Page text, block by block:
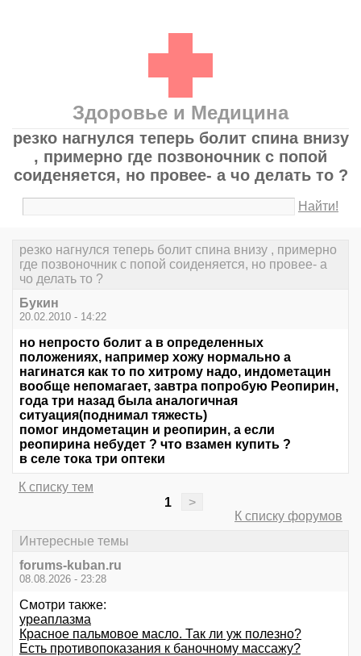
Здоровье и Медицина
резко нагнулся теперь болит спина внизу
, примерно где позвоночник с попой
соиденяется, но провее- а чо делать то ?
Найти!
резко нагнулся теперь болит спина внизу , примерно
где позвоночник с попой соиденяется, но провее- а
чо делать то ?
Букин
20.02.2010 - 14:22
но непросто болит а в определенных
положениях, например хожу нормально а
нагинатся как то по хитрому надо, индометацин
вообще непомагает, завтра попробую Реопирин,
года три назад была аналогичная
ситуация(поднимал тяжесть)
помог индометацин и реопирин, а если
реопирина небудет ? что взамен купить ?
в селе тока три оптеки
К списку тем
1
>
К списку форумов
Интересные темы
forums-kuban.ru
08.08.2026 - 23:28
Смотри также:
уреаплазма
Красное пальмовое масло. Так ли уж полезно?
Есть противопоказания к баночному массажу?